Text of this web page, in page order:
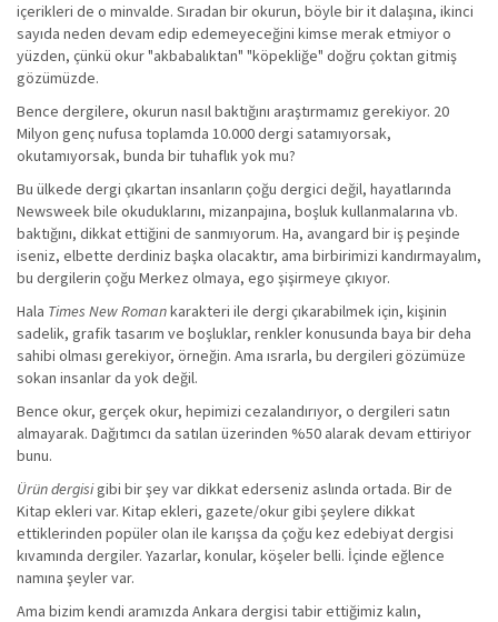
içerikleri de o minvalde. Sıradan bir okurun, böyle bir it dalaşına, ikinci
sayıda neden devam edip edemeyeceğini kimse merak etmiyor o
yüzden, çünkü okur "akbabalıktan" "köpekliğe" doğru çoktan gitmiş
gözümüzde.
Bence dergilere, okurun nasıl baktığını araştırmamız gerekiyor. 20
Milyon genç nufusa toplamda 10.000 dergi satamıyorsak,
okutamıyorsak, bunda bir tuhaflık yok mu?
Bu ülkede dergi çıkartan insanların çoğu dergici değil, hayatlarında
Newsweek bile okuduklarını, mizanpajına, boşluk kullanmalarına vb.
baktığını, dikkat ettiğini de sanmıyorum. Ha, avangard bir iş peşinde
iseniz, elbette derdiniz başka olacaktır, ama birbirimizi kandırmayalım,
bu dergilerin çoğu Merkez olmaya, ego şişirmeye çıkıyor.
Hala Times New Romankarakteri ile dergi çıkarabilmek için, kişinin
sadelik, grafik tasarım ve boşluklar, renkler konusunda baya bir deha
sahibi olması gerekiyor, örneğin. Ama ısrarla, bu dergileri gözümüze
sokan insanlar da yok değil.
Bence okur, gerçek okur, hepimizi cezalandırıyor, o dergileri satın
almayarak. Dağıtımcı da satılan üzerinden %50 alarak devam ettiriyor
bunu.
Ürün dergisigibi bir şey var dikkat ederseniz aslında ortada. Bir de
Kitap ekleri var. Kitap ekleri, gazete/okur gibi şeylere dikkat
ettiklerinden popüler olan ile karışsa da çoğu kez edebiyat dergisi
kıvamında dergiler. Yazarlar, konular, köşeler belli. İçinde eğlence
namına şeyler var.
Ama bizim kendi aramızda Ankara dergisi tabir ettiğimiz kalın,